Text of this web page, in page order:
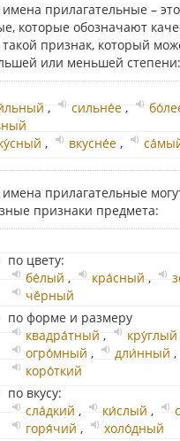
прилагательные – это
которые обозначают
признак, который
или меньшей степени:
, сильне́е ,
, вкусне́е ,
прилагательные
признаки предмета:
по цвету:
бе́лый , кра́сный ,
чё́рный
по форме и размеру
квадра́тный , кру́глый
огро́мный , дли́нный ,
коро́ткий
по вкусу:
сла́дкий , ки́слый ,
горя́чий ,
холо́дный